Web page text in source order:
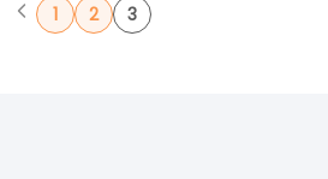
1 2 3